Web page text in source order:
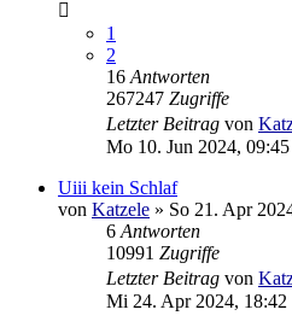
1
2
16 Antworten
267247 Zugriffe
Letzter Beitrag von
Mo 10. Jun 2024, 09:45
Uiii kein Schlaf
von Katzele » So 21. Apr
6 Antworten
10991 Zugriffe
Letzter Beitrag von
Mi 24. Apr 2024, 18:42